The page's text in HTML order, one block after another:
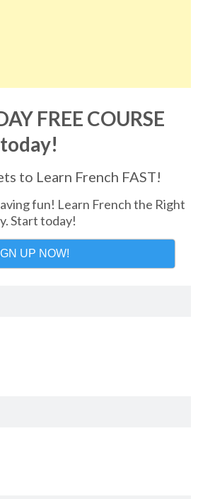
FREE COURSE
today!
to Learn French FAST!
fun! Learn French the Right
Start today!
UP NOW!